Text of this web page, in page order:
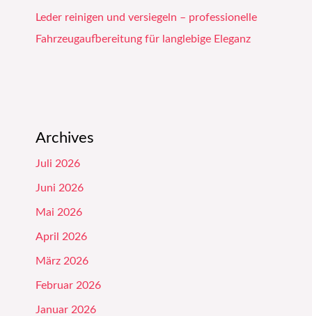
Leder reinigen und versiegeln – professionelle
Fahrzeugaufbereitung für langlebige Eleganz
Archives
Juli 2026
Juni 2026
Mai 2026
April 2026
März 2026
Februar 2026
Januar 2026